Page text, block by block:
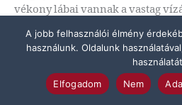
vékony lábai vannak a vastag
Találkozik a pillantásunk.
– Nem fogsz megölni?
A jobb felhasználói élmény
használunk. Oldalunk
Elfogadom
Nem